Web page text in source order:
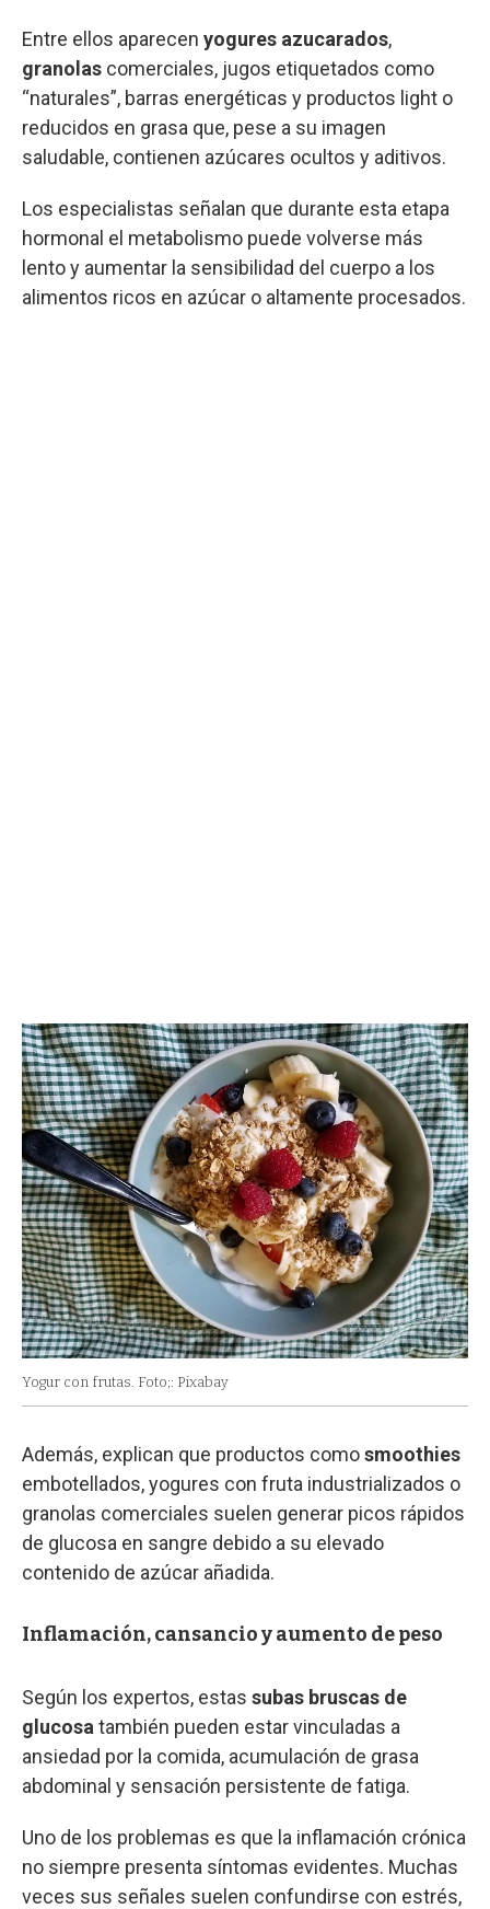
Entre ellos aparecen yogures azucarados,
granolas comerciales, jugos etiquetados como
“naturales”, barras energéticas y productos light o
reducidos en grasa que, pese a su imagen
saludable, contienen azúcares ocultos y aditivos.
Los especialistas señalan que durante esta etapa
hormonal el metabolismo puede volverse más
lento y aumentar la sensibilidad del cuerpo a los
alimentos ricos en azúcar o altamente procesados.
Yogur con frutas. Foto;: Pixabay
Además, explican que productos comosmoothies
embotellados, yogures con fruta industrializados o
granolas comerciales suelen generar picos rápidos
de glucosa en sangre debido a su elevado
contenido de azúcar añadida.
Inflamación, cansancio y aumento de peso
Según los expertos, estas subas bruscas de
glucosa también pueden estar vinculadas a
ansiedad por la comida, acumulación de grasa
abdominal y sensación persistente de fatiga.
Uno de los problemas es que la inflamación crónica
no siempre presenta síntomas evidentes. Muchas
veces sus señales suelen confundirse con estrés,